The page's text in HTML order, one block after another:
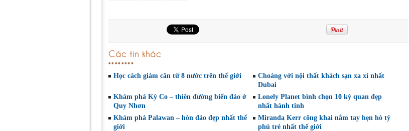
Các tin khác
Học cách giảm cân từ 8 nước trên thế giới
Choáng với nội thất khách sạn xa xỉ nhất
Dubai
Khám phá Kỳ Co – thiên đường biển đảo ở
Quy Nhơn
Lonely Planet bình chọn 10 kỳ quan đẹp
nhất hành tinh
Khám phá Palawan – hòn đảo đẹp nhất thế
giới
Miranda Kerr công khai nắm tay hẹn hò tỷ
phú trẻ nhất thế giới